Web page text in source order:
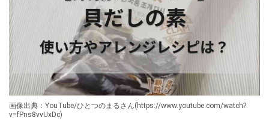
画像出典：YouTube/ひとつのまるさん(https://www.youtube.com/watch?
v=fPns8vvUxDc)